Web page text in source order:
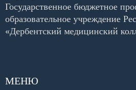
Государственное бюджетное
образовательное учреждение
«Дербентский медицинский
МЕНЮ